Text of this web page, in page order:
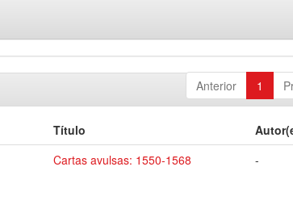
Anterior 1
Título
Cartas avulsas: 1550-1568 -